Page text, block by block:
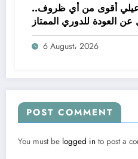
أقوى من أي ظروف..
عن العودة للدوري الممتاز
6 August، 2026
POST COMMENT
You must be logged in to post a